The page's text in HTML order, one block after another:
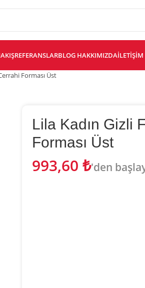
REFERANSLARBLOG HAKKIMIZDAİLETIŞIM
Forması Üst
Lila Kadın Gizli
Forması Üst
993,60 ₺'den